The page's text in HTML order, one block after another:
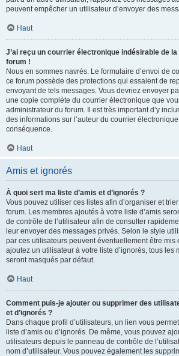
peuvent empêcher un utilisateur d’envoyer des
Haut
J’ai reçu un courrier électronique indésirable de la
forum !
Nous en sommes navrés. Le formulaire d’envoi de
ce forum possède des protections qui essaient de
envoyant de tels messages. Vous devriez envoyer
une copie complète du courrier électronique que
administrateur du forum. Il est très important d’y
des informations sur l’auteur du courrier
conséquence.
Haut
Amis et ignorés
À quoi sert ma liste d’amis et d’ignorés ?
Vous pouvez utiliser ces listes afin d’organiser et
forum. Les membres ajoutés à votre liste d’amis
de contrôle de l’utilisateur afin de consulter
leur envoyer des messages privés. Selon le style
par ces utilisateurs peuvent éventuellement être mis
ajoutez un utilisateur à votre liste d’ignorés, tous les
seront masqués par défaut.
Haut
Comment puis-je ajouter ou supprimer des
et d’ignorés ?
Dans chaque profil d’utilisateurs, un lien vous
liste d’amis ou d’ignorés. De même, vous pouvez
utilisateurs depuis le panneau de contrôle de
nom d’utilisateur. Vous pouvez également les